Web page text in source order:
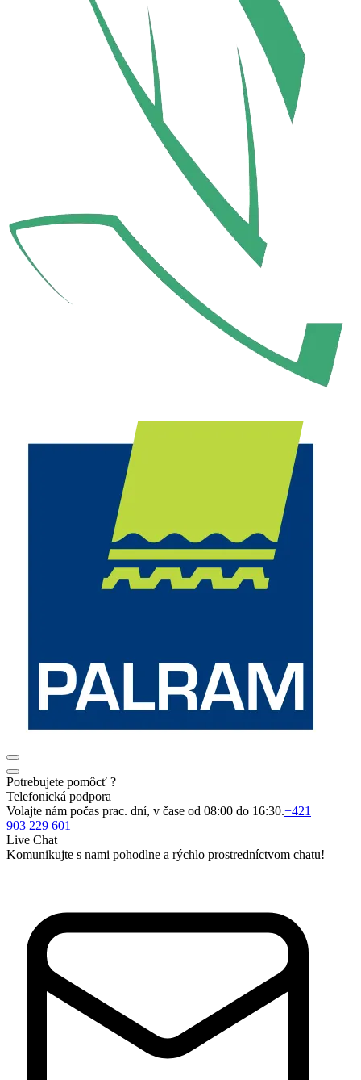
Potrebujete pomôcť ?
Telefonická podpora
Volajte nám počas prac. dní, v čase od 08:00 do 16:30.+421
903 229 601
Live Chat
Komunikujte s nami pohodlne a rýchlo prostredníctvom chatu!